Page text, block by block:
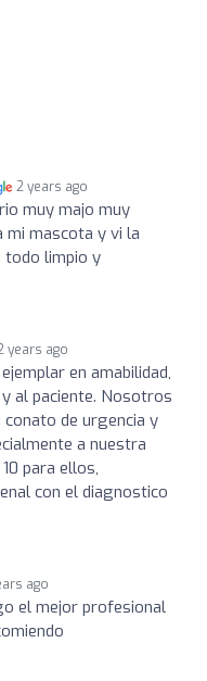
2 years ago
muy majo muy
mi mascota y vi la
todo limpio y
years ago
en amabilidad,
al paciente. Nosotros
de urgencia y
a nuestra
para ellos,
con el diagnostico
ago
el mejor profesional